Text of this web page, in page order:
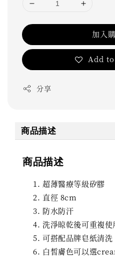
加入
Add
分享
商品描述
商品描述
超薄醫療等級矽膠
直徑 8cm
防水防汗
洗淨晾乾後可重複使
可搭配品牌皂紙清洗
白皙膚色可以選